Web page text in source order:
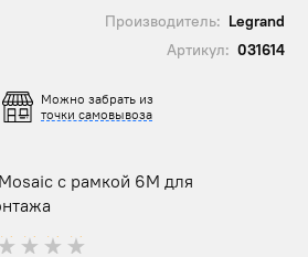
Производитель: Legrand
Артикул: 031614
Можно забрать из
точки самовывоза
с рамкой 6М для